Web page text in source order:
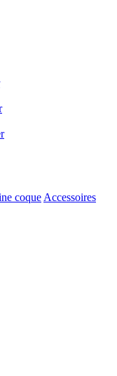
coque Accessoires